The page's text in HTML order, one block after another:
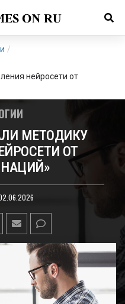
/
нейросети от
МЕТОДИКУ
ОТ